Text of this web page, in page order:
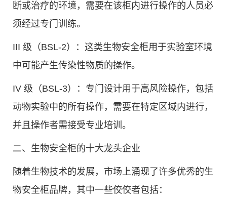
断或治疗的环境，需要在该柜内进行操作的人员必
须经过专门训练。
III 级（BSL-2）：这类生物安全柜用于实验室环境
中可能产生传染性物质的操作。
IV 级（BSL-3）：专门设计用于高风险操作，包括
动物实验中的所有操作，需要在特定区域内进行，
并且操作者需接受专业培训。
二、生物安全柜的十大龙头企业
随着生物技术的发展，市场上涌现了许多优秀的生
物安全柜品牌，其中一些佼佼者包括：